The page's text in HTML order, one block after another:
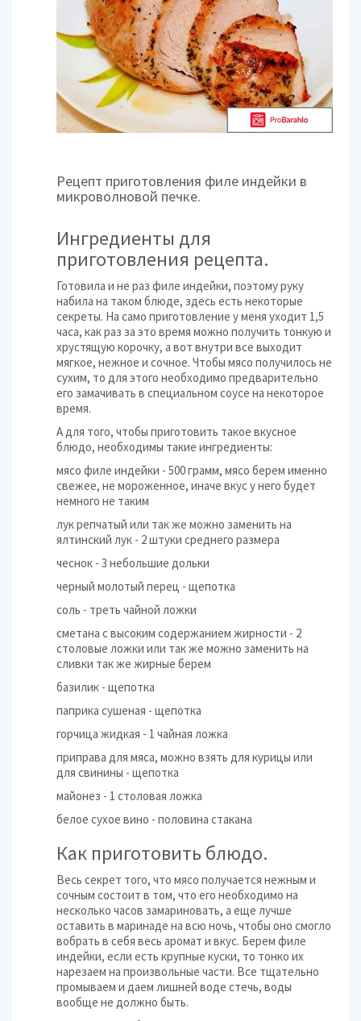
Рецепт приготовления филе индейки в
микроволновой печке.
Ингредиенты для
приготовления рецепта.
Готовила и не раз филе индейки, поэтому руку
набила на таком блюде, здесь есть некоторые
секреты. На само приготовление у меня уходит 1,5
часа, как раз за это время можно получить тонкую и
хрустящую корочку, а вот внутри все выходит
мягкое, нежное и сочное. Чтобы мясо получилось не
сухим, то для этого необходимо предварительно
его замачивать в специальном соусе на некоторое
время.
А для того, чтобы приготовить такое вкусное
блюдо, необходимы такие ингредиенты:
мясо филе индейки - 500 грамм, мясо берем именно
свежее, не мороженное, иначе вкус у него будет
немного не таким
лук репчатый или так же можно заменить на
ялтинский лук - 2 штуки среднего размера
чеснок - 3 небольшие дольки
черный молотый перец - щепотка
соль - треть чайной ложки
сметана с высоким содержанием жирности - 2
столовые ложки или так же можно заменить на
сливки так же жирные берем
базилик - щепотка
паприка сушеная - щепотка
горчица жидкая - 1 чайная ложка
приправа для мяса, можно взять для курицы или
для свинины - щепотка
майонез - 1 столовая ложка
белое сухое вино - половина стакана
Как приготовить блюдо.
Весь секрет того, что мясо получается нежным и
сочным состоит в том, что его необходимо на
несколько часов замариновать, а еще лучше
оставить в маринаде на всю ночь, чтобы оно смогло
вобрать в себя весь аромат и вкус. Берем филе
индейки, если есть крупные куски, то тонко их
нарезаем на произвольные части. Все тщательно
промываем и даем лишней воде стечь, воды
вообще не должно быть.